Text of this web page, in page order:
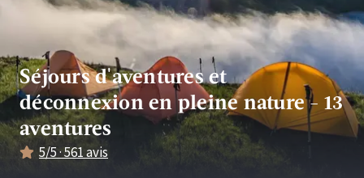
Séjours d'aventures et
déconnexion en pleine nature- 13
aventures
5/5 ·561avis